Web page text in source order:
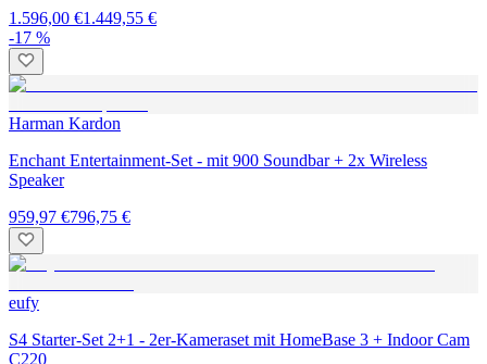
1.596,00 €1.449,55 €
-17 %
Harman Kardon
Enchant Entertainment-Set - mit 900 Soundbar + 2x Wireless
Speaker
959,97 €796,75 €
eufy
S4 Starter-Set 2+1 - 2er-Kameraset mit HomeBase 3 + Indoor Cam
C220